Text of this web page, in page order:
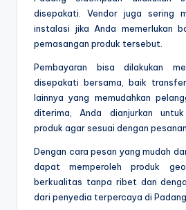
disepakati. Vendor juga sering
instalasi jika Anda memerlukan
pemasangan produk tersebut.
Pembayaran bisa dilakukan
disepakati bersama, baik
lainnya yang memudahkan
diterima, Anda dianjurkan
produk agar sesuai dengan pesanan.
Dengan cara pesan yang mudah
dapat memperoleh produk
berkualitas tanpa ribet dan
dari penyedia terpercaya di Padang